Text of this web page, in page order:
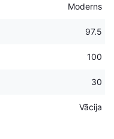
Moderns
97.5
100
30
Vācija